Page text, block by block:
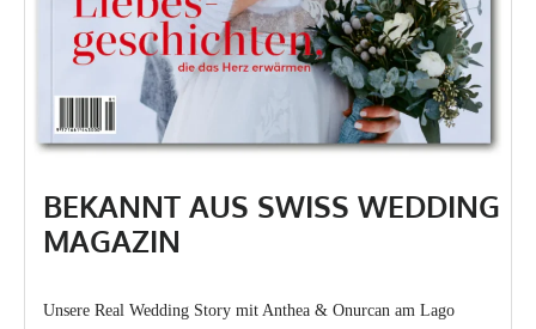
BEKANNT AUS SWISS WEDDING
MAGAZIN
Unsere Real Wedding Story mit Anthea & Onurcan am Lago